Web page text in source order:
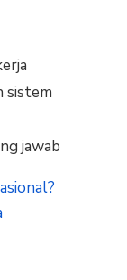
sistem
jawab